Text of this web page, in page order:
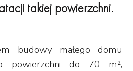
takiej powierzchni.
budowy małego domu
o powierzchni do 70 m²,